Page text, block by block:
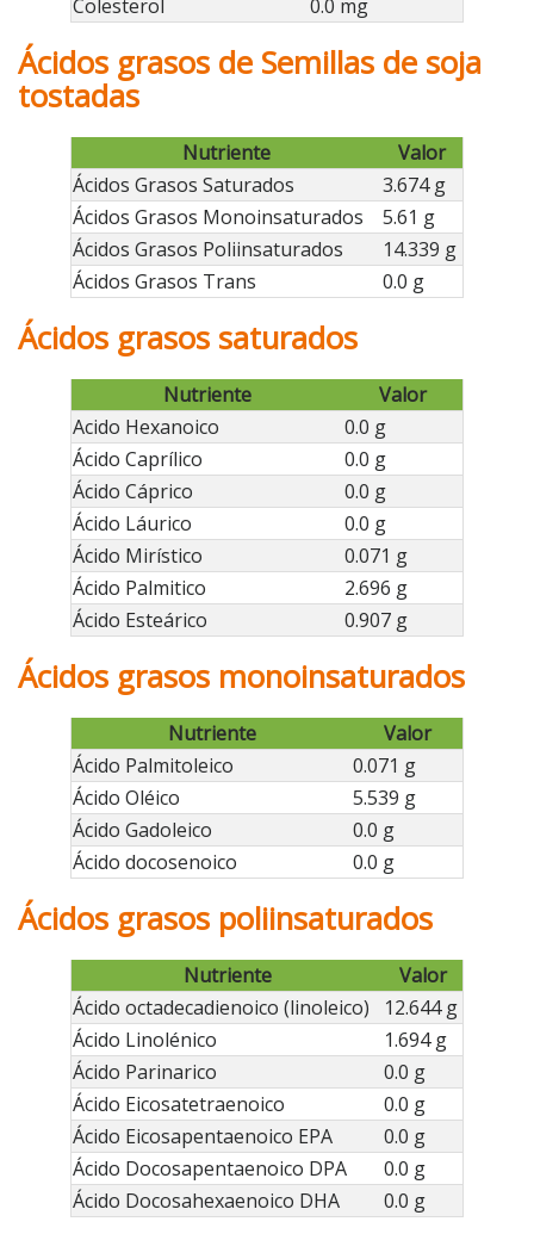
Colesterol 0.0 mg
Ácidos grasos de Semillas de soja
tostadas
Nutriente
Valor
Ácidos Grasos Saturados
3.674 g
Ácidos Grasos Monoinsaturados
5.61 g
Ácidos Grasos Poliinsaturados
14.339 g
Ácidos Grasos Trans
0.0 g
Ácidos grasos saturados
Nutriente
Valor
Acido Hexanoico
0.0 g
Ácido Caprílico
0.0 g
Ácido Cáprico
0.0 g
Ácido Láurico
0.0 g
Ácido Mirístico
0.071 g
Ácido Palmitico
2.696 g
Ácido Esteárico
0.907 g
Ácidos grasos monoinsaturados
Nutriente
Valor
Ácido Palmitoleico
0.071 g
Ácido Oléico
5.539 g
Ácido Gadoleico
0.0 g
Ácido docosenoico
0.0 g
Ácidos grasos poliinsaturados
Nutriente
Valor
Ácido octadecadienoico (linoleico)
12.644 g
Ácido Linolénico
1.694 g
Ácido Parinarico
0.0 g
Ácido Eicosatetraenoico
0.0 g
Ácido Eicosapentaenoico EPA
0.0 g
Ácido Docosapentaenoico DPA
0.0 g
Ácido Docosahexaenoico DHA
0.0 g